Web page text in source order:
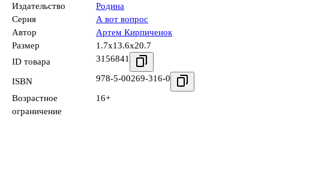
Издательство
Родина
Серия
А вот вопрос
Автор
Артем Кирпиченок
Размер
1.7x13.6x20.7
ID товара
3156841
ISBN 978-5-00269-316-0
Возрастное
ограничение
16+